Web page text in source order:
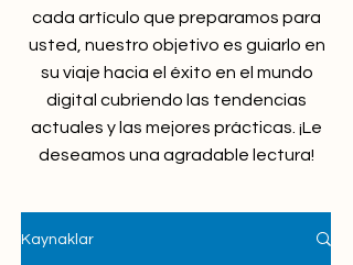
cada artículo que preparamos para
usted, nuestro objetivo es guiarlo en
su viaje hacia el éxito en el mundo
digital cubriendo las tendencias
actuales y las mejores prácticas. ¡Le
deseamos una agradable lectura!
Kaynaklar